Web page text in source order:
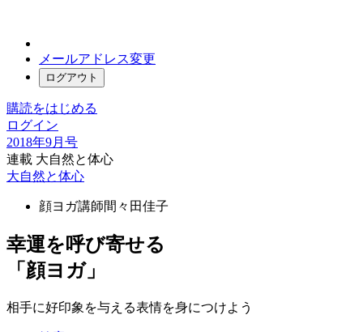
メールアドレス変更
ログアウト
購読をはじめる
ログイン
2018年9月号
連載 大自然と体心
大自然と体心
顔ヨガ講師間々田佳子
幸運を呼び寄せる
「顔ヨガ」
相手に好印象を与える表情を身につけよう